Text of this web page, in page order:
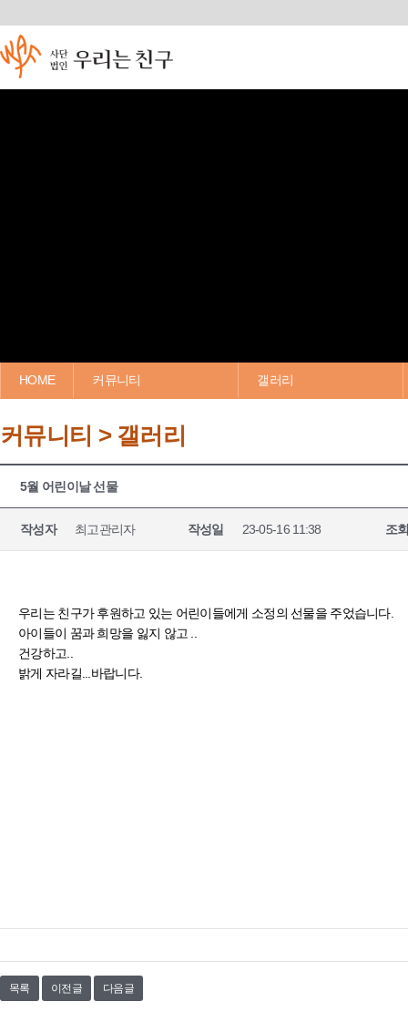
HOME 커뮤니티 갤러리
커뮤니티 > 갤러리
5월 어린이날 선물
작성자 최고관리자 작성일 23-05-16 11:38 조
우리는 친구가 후원하고 있는 어린이들에게 소정의 선물을 주었습니다.
아이들이 꿈과 희망을 잃지 않고 ..
건강하고..
밝게 자라길...바랍니다.
목록 이전글 다음글